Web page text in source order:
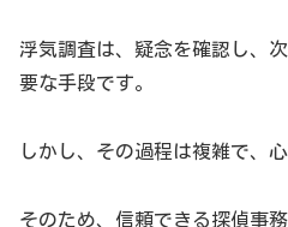
兵庫県には多数の探偵事務所
評判や実績、費用などを考慮
兵庫県の浮気調査の特徴
浮気調査は、疑念を確認し、
要な手段です。
しかし、その過程は複雑で、
そのため、信頼できる探偵事